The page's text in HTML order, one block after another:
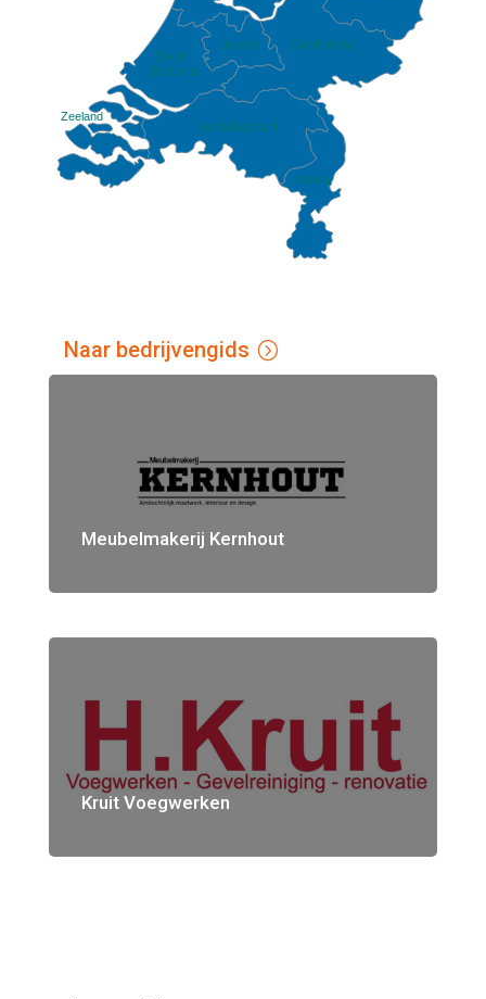
Gelderland
Limburg
North Brabant
South
Holland
Utrecht
Zeeland
Naar bedrijvengids
Meubelmakerij Kernhout
Kruit Voegwerken